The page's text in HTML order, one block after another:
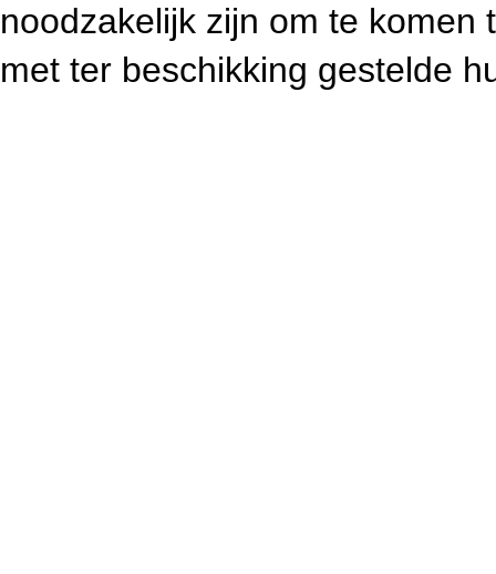
noodzakelijk zijn om te
met ter beschikking gestelde